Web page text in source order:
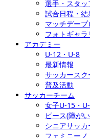
選手・スタッ
試合日程・結
マッチデープ
フォトギャラ
アカデミー
U-12・U-8
最新情報
サッカースク
普及活動
サッカーチーム
女子U-15・
ピース(障が
シニアサッカ
フェミニーノ